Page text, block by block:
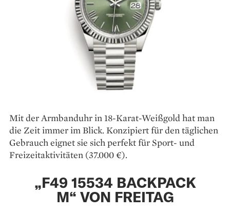
Mit der Armbanduhr in 18-Karat-Weißgold hat man
die Zeit immer im Blick. Konzipiert für den täglichen
Gebrauch eignet sie sich perfekt für Sport- und
Freizeitaktivitäten (37.000 €).
„F49 15534 BACKPACK
M“ VON FREITAG